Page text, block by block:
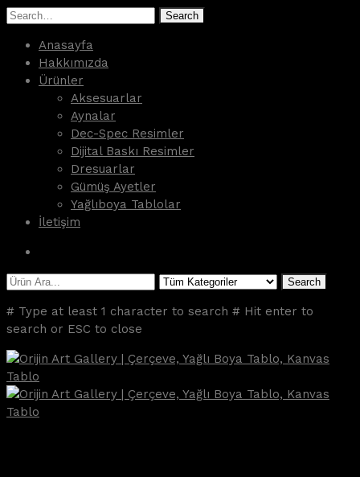
Search
Anasayfa
Hakkımızda
Ürünler
Aksesuarlar
Aynalar
Dec-Spec Resimler
Dijital Baskı Resimler
Dresuarlar
Gümüş Ayetler
Yağlıboya Tablolar
İletişim
Search
# Type at least 1 character to search # Hit enter to
search or ESC to close